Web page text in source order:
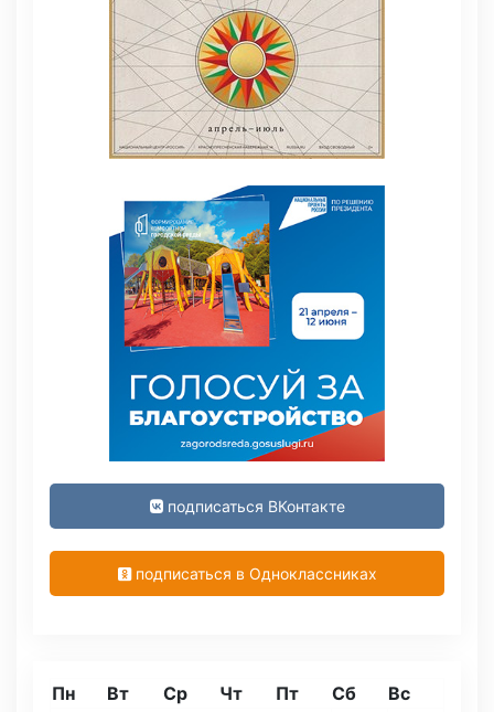
подписаться ВКонтакте
подписаться в Одноклассниках
Пн Вт Ср Чт Пт Сб Вс